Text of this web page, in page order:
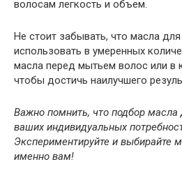
волосам легкость и объем.
Не стоит забывать, что масла
использовать в умеренных
масла перед мытьем волос или в
чтобы достичь наилучшего
Важно помнить, что подбор масла
ваших индивидуальных
Экспериментируйте и выбирайте
именно вам!